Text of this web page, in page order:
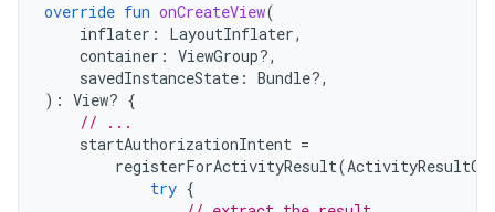
override fun onCreateView(
inflater : LayoutInflater,
container : ViewGroup?,
savedInstanceState : Bundle?,
): View? {
// ...
startAuthorizationIntent =
registerForActivityResult(
try {